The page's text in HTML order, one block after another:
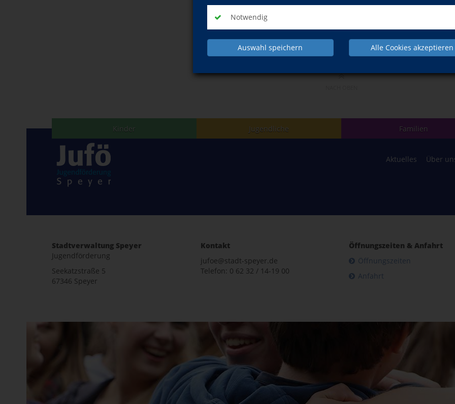
Notwendig
Auswahl speichern Alle Cookies akzeptieren
Kinder Jugendliche Familien
Aktuelles Über
Stadtverwaltung Speyer
Jugendförderung
Seekatzstraße 5
67346 Speyer
Kontakt
jufoe@stadt-speyer.de
Telefon: 0 62 32 / 14-19 00
Öffnungszeiten & Anfahrt
Öffnungszeiten
Anfahrt